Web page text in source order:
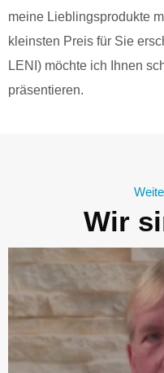
meine Lieblingsprodukte
kleinsten Preis für Sie
LENI) möchte ich Ihnen
präsentieren.
Wir